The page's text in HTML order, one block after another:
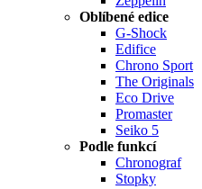
Oblíbené edice
G-Shock
Edifice
Chrono Sport
The Originals
Eco Drive
Promaster
Seiko 5
Podle funkcí
Chronograf
Stopky